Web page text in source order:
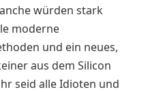
würden stark
moderne
und ein neues,
aus dem Silicon
seid alle Idioten und